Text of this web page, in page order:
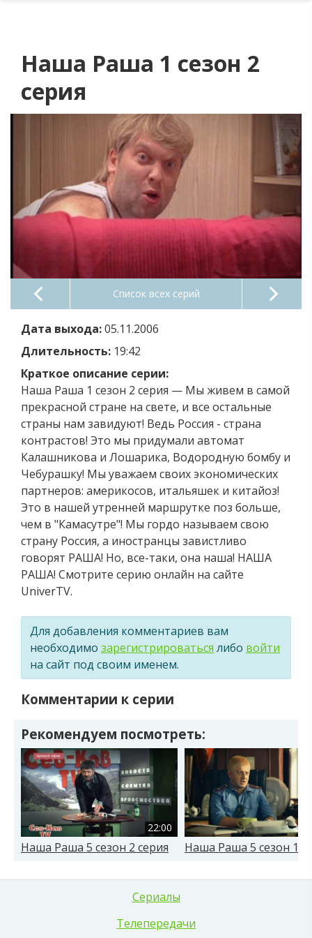
Наша Раша 1 сезон 2
серия
Список всех серий
Дата выхода:05.11.2006
Длительность: 19:42
Краткое описание серии:
Наша Раша 1 сезон 2 серия — Мы живем в самой
прекрасной стране на свете, и все остальные
страны нам завидуют! Ведь Россия - страна
контрастов! Это мы придумали автомат
Калашникова и Лошарика, Водородную бомбу и
Чебурашку! Мы уважаем своих экономических
партнеров: америкосов, итальяшек и китайоз!
Это в нашей утренней маршрутке поз больше,
чем в "Камасутре"! Мы гордо называем свою
страну Россия, а иностранцы завистливо
говорят РАША! Но, все-таки, она наша! НАША
РАША! Смотрите серию онлайн на сайте
UniverTV.
Для добавления комментариев вам
необходимо зарегистрироваться либо войти
на сайт под своим именем.
Комментарии к серии
Рекомендуем посмотреть:
22:00
Наша Раша 5 сезон 2 серия Наша Раша 5 сезон 1
Сериалы
Телепередачи